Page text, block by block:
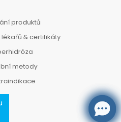
produktů
& certifikáty
metody